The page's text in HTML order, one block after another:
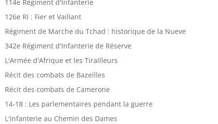
114e Régiment d'Infanterie
126e RI : Fier et Vaillant
Régiment de Marche du Tchad : historique de la Nueve
342e Régiment d'Infanterie de Réserve
L'Armée d'Afrique et les Tirailleurs
Récit des combats de Bazeilles
Récit des combats de Camerone
14-18 : Les parlementaires pendant la guerre
L'Infanterie au Chemin des Dames